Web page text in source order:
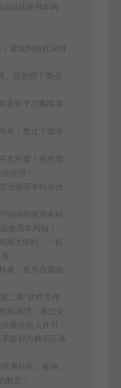
问或使用本网
避免纠纷耽误时
切勿用于商业
及时予与删除并
有，禁止下载本
支所需！若您需
使用！
法使用本站非法
访问和使用本站
使用本网站！
国法律的，一切
。
者，视为自愿接
二章"软件菩作
和原理，通过安
著作权人许可，
版权方购买正版
系站长，邮箱：
歉意！